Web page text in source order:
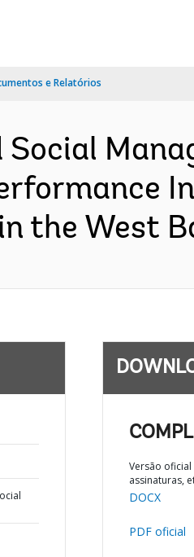
e Relatórios
the West
Versão
assinaturas,
DOCX
PDF oficial